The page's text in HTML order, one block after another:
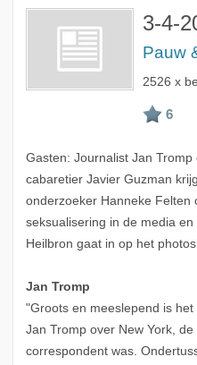
3-4-
Pauw
2526 x
Gasten: Journalist Jan
cabaretier Javier Guzman
onderzoeker Hanneke Felten
seksualisering in de media
Heilbron gaat in op het
Jan Tromp
"Groots en meeslepend is
Jan Tromp over New York,
correspondent was.